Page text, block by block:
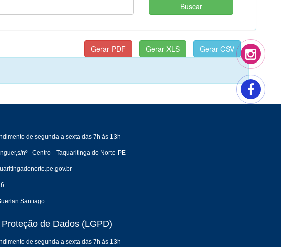
de segunda a sexta dàs 7h às 13h
nº - Centro - Taquaritinga do Norte-PE
Santiago
de Dados (LGPD)
de segunda a sexta dàs 7h às 13h